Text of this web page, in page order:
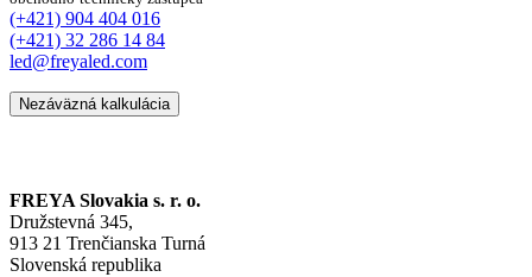
(+421) 904 404 016
(+421) 32 286 14 84
led@freyaled.com
Nezáväzná kalkulácia
FREYA Slovakia s. r. o.
Družstevná 345,
913 21 Trenčianska Turná
Slovenská republika